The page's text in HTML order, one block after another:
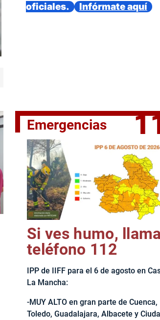
El jefe del Ejecutivo
oficiales.
Infórmate aquí
Emergencias
Si ves humo,
teléfono 112
IPP de IIFF para el 6 de agosto en
La Mancha:
-MUY ALTO en gran parte de Cuenca,
Toledo, Guadalajara, Albacete y